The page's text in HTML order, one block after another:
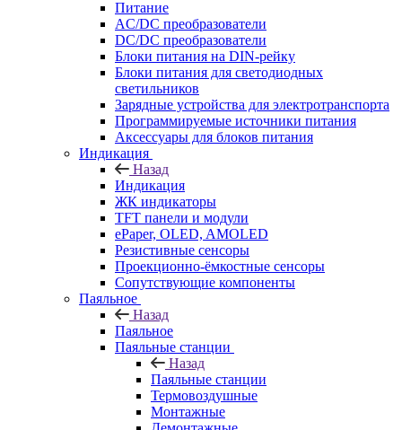
Питание
AC/DC преобразователи
DC/DC преобразователи
Блоки питания на DIN-рейку
Блоки питания для светодиодных
светильников
Зарядные устройства для электротранспорта
Программируемые источники питания
Аксессуары для блоков питания
Индикация
Назад
Индикация
ЖК индикаторы
TFT панели и модули
ePaper, OLED, AMOLED
Резистивные сенсоры
Проекционно-ёмкостные сенсоры
Сопутствующие компоненты
Паяльное
Назад
Паяльное
Паяльные станции
Назад
Паяльные станции
Термовоздушные
Монтажные